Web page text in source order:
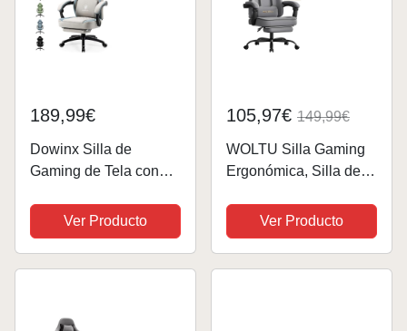
189,99€
Dowinx Silla de
Gaming de Tela con
ensacados, sillón de
Masaje con
reposapiés, Silla
kg,Gris
Ver Producto
105,97€ 149,99€
WOLTU Silla Gaming
Ergonómica, Silla de
Reposabrazos y
Soporte Lumbar, Silla
Racing Giratoria con
Ver Producto